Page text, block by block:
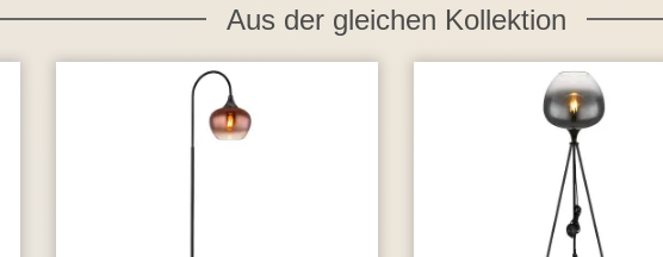
Aus der gleichen Kollektion